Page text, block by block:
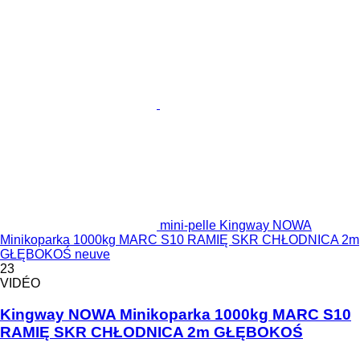
mini-pelle Kingway NOWA
Minikoparka 1000kg MARC S10 RAMIĘ SKR CHŁODNICA 2m
GŁĘBOKOŚ neuve
23
VIDÉO
Kingway NOWA Minikoparka 1000kg MARC S10
RAMIĘ SKR CHŁODNICA 2m GŁĘBOKOŚ